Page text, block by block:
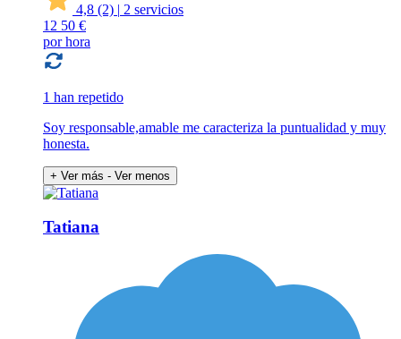
4,8 (2) | 2 servicios
12 50 €
por hora
1 han repetido
Soy responsable,amable me caracteriza la puntualidad y muy
honesta.
+ Ver más - Ver menos
Tatiana